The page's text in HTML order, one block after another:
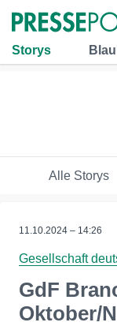
Storys
Alle Storys
11.10.2024 – 14:26
Gesellschaft
GdF
Oktober/